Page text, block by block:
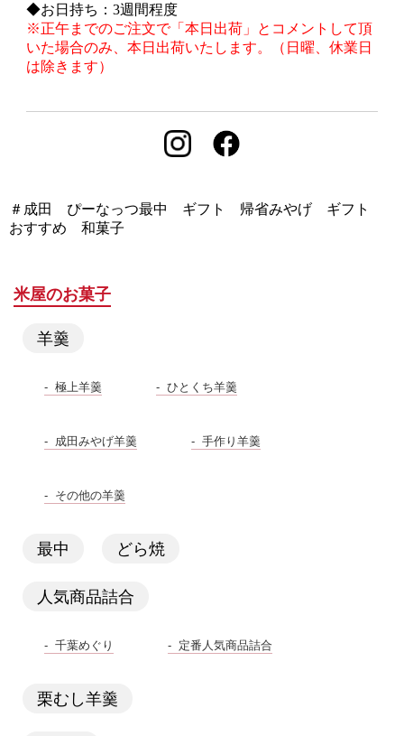
◆お日持ち：3週間程度
※正午までのご注文で「本日出荷」とコメントして頂
いた場合のみ、本日出荷いたします。（日曜、休業日
は除きます）
＃成田 ぴーなっつ最中 ギフト 帰省みやげ ギフト
おすすめ 和菓子
米屋のお菓子
羊羹
極上羊羹 ひとくち羊羹
成田みやげ羊羹 手作り羊羹
その他の羊羹
最中 どら焼
人気商品詰合
千葉めぐり 定番人気商品詰合
栗むし羊羹